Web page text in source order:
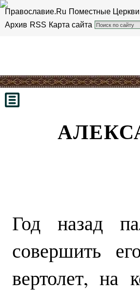
Православие.Ru Поместные Церкви
Архив RSS Карта сайта
Год назад
совершить
вертолет, на